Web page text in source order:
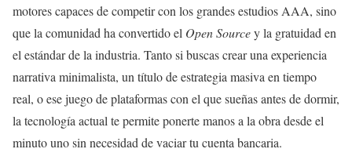
motores capaces de competir con los grandes estudios AAA, sino
que la comunidad ha convertido el Open Sourcey la gratuidad en
el estándar de la industria. Tanto si buscas crear una experiencia
narrativa minimalista, un título de estrategia masiva en tiempo
real, o ese juego de plataformas con el que sueñas antes de dormir,
la tecnología actual te permite ponerte manos a la obra desde el
minuto uno sin necesidad de vaciar tu cuenta bancaria.